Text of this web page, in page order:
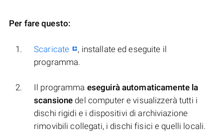
Per fare questo:
Scaricate
, installate ed eseguite il
programma.
Il programma eseguirà automaticamente la
scansione del computer e visualizzerà tutti i
dischi rigidi e i dispositivi di archiviazione
rimovibili collegati, i dischi fisici e quelli locali.